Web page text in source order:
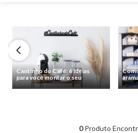
Cantinho do Café: 6 ideias
para você montar o seu
0Produto